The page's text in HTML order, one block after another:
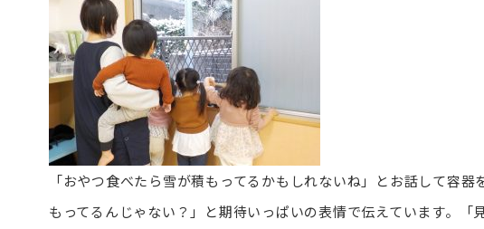
「おやつ食べたら雪が積もってるかもしれないね」とお話して容
もってるんじゃない？」と期待いっぱいの表情で伝えています。